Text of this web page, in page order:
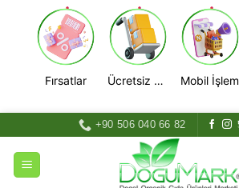
Fırsatlar Ücretsiz Kargo Mobil İşlem
+90 506 040 66 82